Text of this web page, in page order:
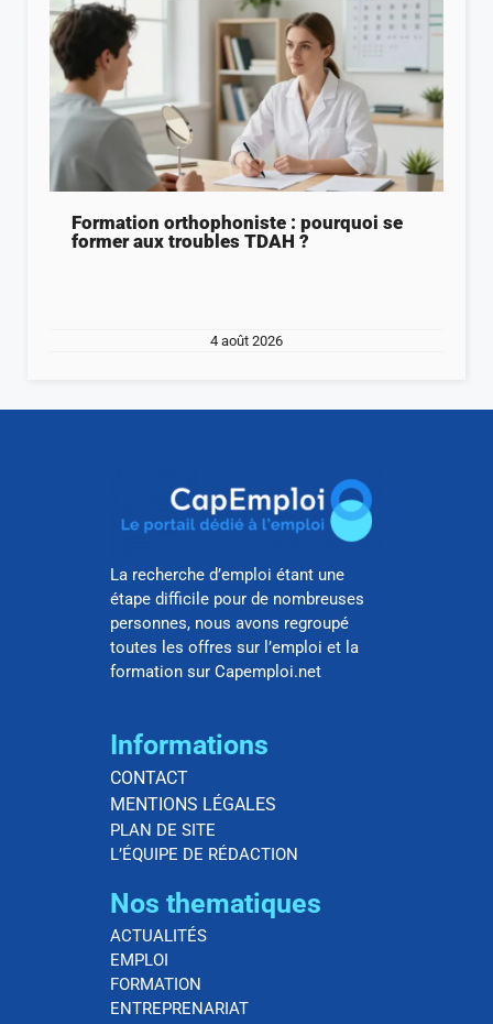
Formation orthophoniste : pourquoi se
former aux troubles TDAH ?
4 août 2026
La recherche d’emploi étant une
étape difficile pour de nombreuses
personnes, nous avons regroupé
toutes les offres sur l’emploi et la
formation sur Capemploi.net
Informations
CONTACT
MENTIONS LÉGALES
PLAN DE SITE
L’ÉQUIPE DE RÉDACTION
Nos thematiques
ACTUALITÉS
EMPLOI
FORMATION
ENTREPRENARIAT